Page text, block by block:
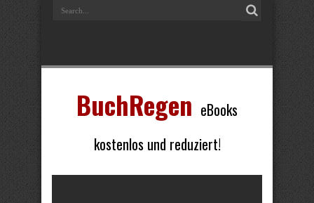
BuchRegen eBooks
kostenlos und reduziert!